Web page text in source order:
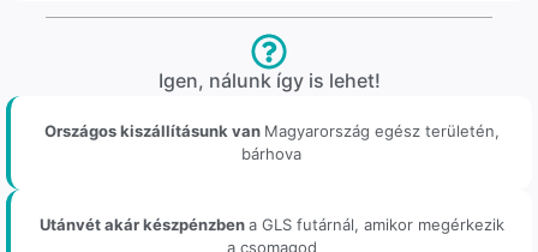
Igen, nálunk így is lehet!
Országos kiszállításunk van Magyarország egész területén,
bárhova
Utánvét akár készpénzbena GLS futárnál, amikor megérkezik
a csomagod